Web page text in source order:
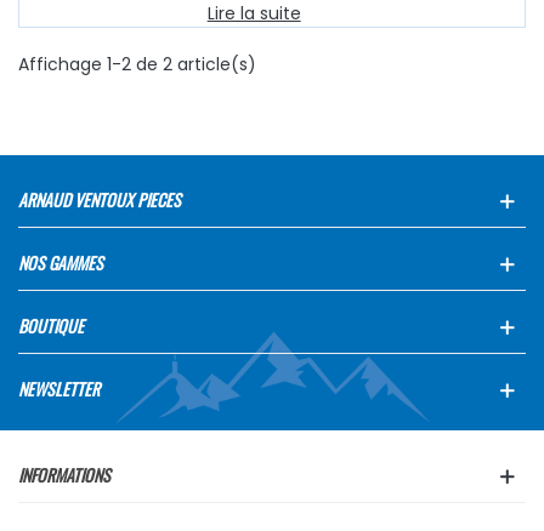
Lire la suite
Affichage 1-2 de 2 article(s)
ARNAUD VENTOUX PIECES
NOS GAMMES
BOUTIQUE
NEWSLETTER
INFORMATIONS